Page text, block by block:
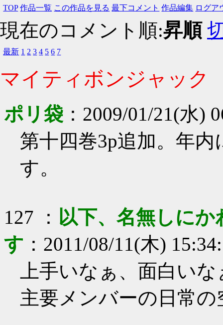
TOP 作品一覧 この作品を見る 最下コメント 作品編集 ログア
現在のコメント順:昇順
最新 1 2 3 4 5 6 7
マイティボンジャック
ポリ袋 ： 2009/01/21(水)
第十四巻3p追加。年
す。
127 ： 以下、名無しに
す ： 2011/08/11(木)
上手いなぁ、面白いな
主要メンバーの日常